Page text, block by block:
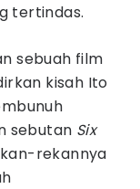
tertindas.
sebuah film
kisah Ito
sebutan Six
rekannya